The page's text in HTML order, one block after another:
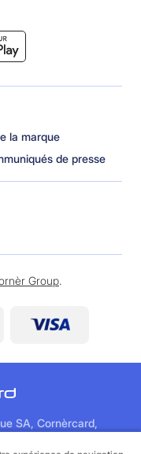
la marque
de presse
Group.
SA, Cornèrcard,